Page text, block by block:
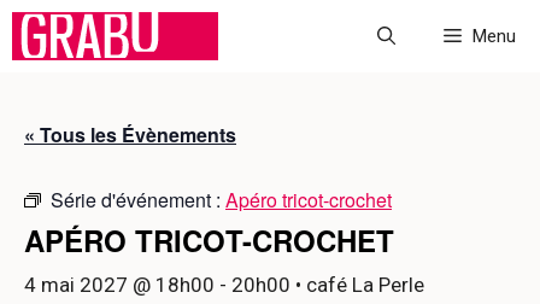
Aller
Menu
« Tous les Évènements
Série d'événement : Apéro tricot-crochet
APÉRO TRICOT-CROCHET
4 mai 2027 @ 18h00 - 20h00 • café La Perle